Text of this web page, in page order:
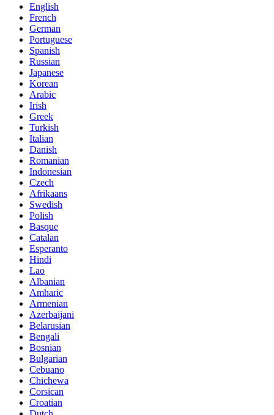
English
French
German
Portuguese
Spanish
Russian
Japanese
Korean
Arabic
Irish
Greek
Turkish
Italian
Danish
Romanian
Indonesian
Czech
Afrikaans
Swedish
Polish
Basque
Catalan
Esperanto
Hindi
Lao
Albanian
Amharic
Armenian
Azerbaijani
Belarusian
Bengali
Bosnian
Bulgarian
Cebuano
Chichewa
Corsican
Croatian